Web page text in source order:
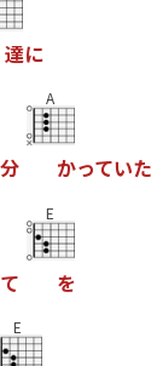
達に
分
A
かっていた
て
E
を
E